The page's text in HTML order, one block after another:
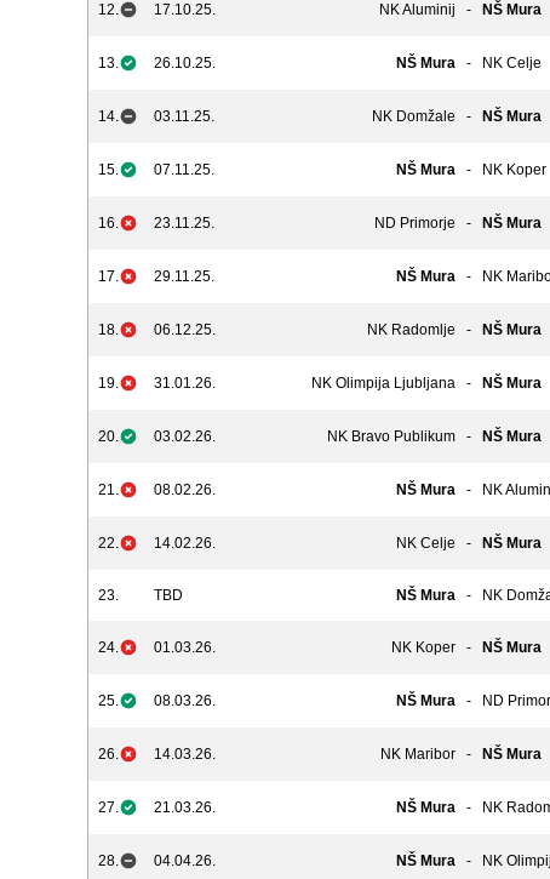
12. 17.10.25. NK Aluminij - NŠ Mura
13. 26.10.25. NŠ Mura - NK Celje
14. 03.11.25. NK Domžale - NŠ Mura
15. 07.11.25. NŠ Mura - NK Koper
16. 23.11.25. ND Primorje - NŠ Mura
17. 29.11.25. NŠ Mura - NK
18. 06.12.25. NK Radomlje - NŠ Mura
19. 31.01.26. NK Olimpija Ljubljana - NŠ Mura
20. 03.02.26. NK Bravo Publikum - NŠ Mura
21. 08.02.26. NŠ Mura - NK
22. 14.02.26. NK Celje - NŠ Mura
23. TBD NŠ Mura - NK
24. 01.03.26. NK Koper - NŠ Mura
25. 08.03.26. NŠ Mura - ND
26. 14.03.26. NK Maribor - NŠ Mura
27. 21.03.26. NŠ Mura - NK
28. 04.04.26. NŠ Mura - NK